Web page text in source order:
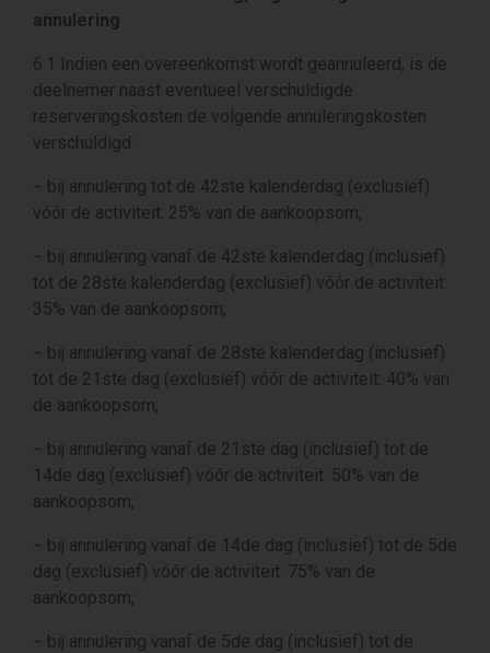
annulering
6.1 Indien een overeenkomst wordt geannuleerd, is de
deelnemer naast eventueel verschuldigde
reserveringskosten de volgende annuleringskosten
verschuldigd:
− bij annulering tot de 42ste kalenderdag (exclusief)
vóór de activiteit: 25% van de aankoopsom;
− bij annulering vanaf de 42ste kalenderdag (inclusief)
tot de 28ste kalenderdag (exclusief) vóór de activiteit:
35% van de aankoopsom;
− bij annulering vanaf de 28ste kalenderdag (inclusief)
tot de 21ste dag (exclusief) vóór de activiteit: 40% van
de aankoopsom;
− bij annulering vanaf de 21ste dag (inclusief) tot de
14de dag (exclusief) vóór de activiteit: 50% van de
aankoopsom;
− bij annulering vanaf de 14de dag (inclusief) tot de 5de
dag (exclusief) vóór de activiteit: 75% van de
aankoopsom;
− bij annulering vanaf de 5de dag (inclusief) tot de